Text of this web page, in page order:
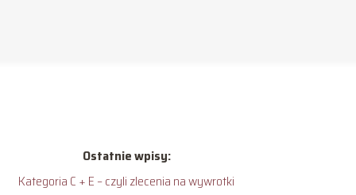
Ostatnie wpisy:
Kategoria C + E – czyli zlecenia na wywrotki